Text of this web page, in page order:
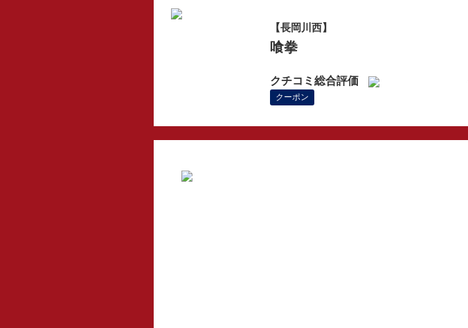
【長岡川西】
喰拳
クチコミ総合評価
クーポン